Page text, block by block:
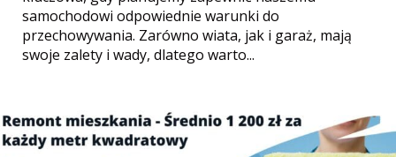
samochodowi odpowiednie warunki do
przechowywania. Zarówno wiata, jak i garaż, mają
swoje zalety i wady, dlatego warto...